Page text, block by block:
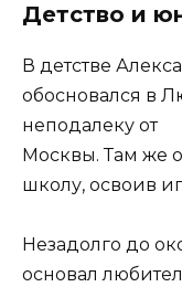
Детство и
В детстве
обосновался в
неподалеку от
Москвы. Там же
школу, освоив
Незадолго до
основал